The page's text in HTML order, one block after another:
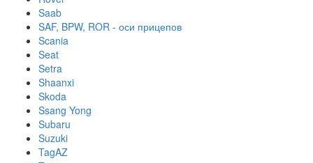
Saab
SAF, BPW, ROR - оси прицепов
Scania
Seat
Setra
Shaanxi
Skoda
Ssang Yong
Subaru
Suzuki
TagAZ